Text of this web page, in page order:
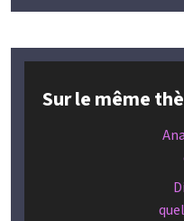
Sur le même